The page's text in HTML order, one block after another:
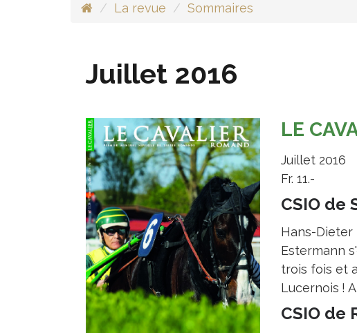
La revue Sommaires
Juillet 2016
LE
Juillet 2016
Fr. 11.-
CSIO de
Hans-Dieter
Estermann
trois fois et
Lucernois !
CSIO de